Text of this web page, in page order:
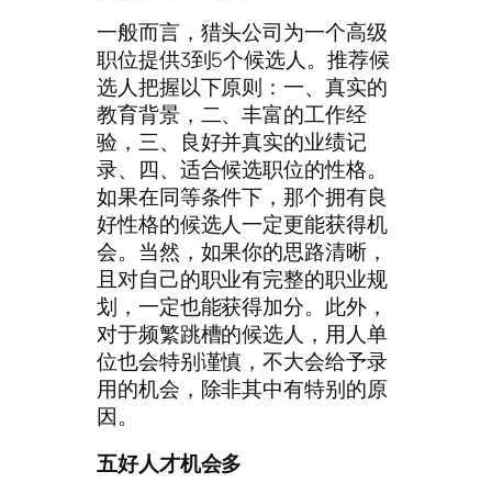
一般而言，猎头公司为一个高级
职位提供3到5个候选人。推荐候
选人把握以下原则：一、真实的
教育背景，二、丰富的工作经
验，三、良好并真实的业绩记
录、四、适合候选职位的性格。
如果在同等条件下，那个拥有良
好性格的候选人一定更能获得机
会。当然，如果你的思路清晰，
且对自己的职业有完整的职业规
划，一定也能获得加分。此外，
对于频繁跳槽的候选人，用人单
位也会特别谨慎，不大会给予录
用的机会，除非其中有特别的原
因。
五好人才机会多